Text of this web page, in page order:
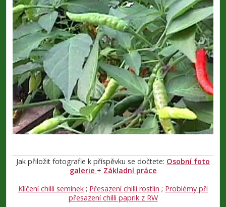
Jak přiložit fotografie k příspěvku se dočtete: Osobní foto
galerie + Základní práce
Klíčení chilli semínek ; Přesazení chilli rostlin ; Problémy při
přesazení chilli paprik z RW